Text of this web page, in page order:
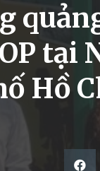
tại
Hồ